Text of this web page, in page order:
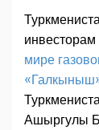
инвесторам
мире
Ашыргулы